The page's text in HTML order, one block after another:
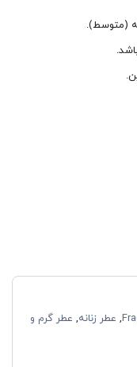
(متوسط).
, عطر زنانه, عطر گرم و